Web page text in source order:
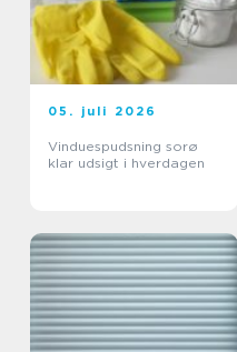
05. juli 2026
Vinduespudsning sorø
klar udsigt i hverdagen